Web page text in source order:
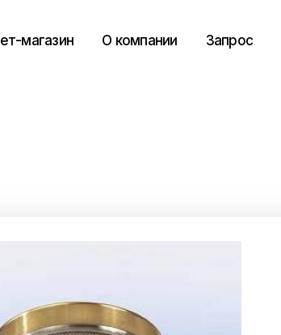
магазин О компании Запрос